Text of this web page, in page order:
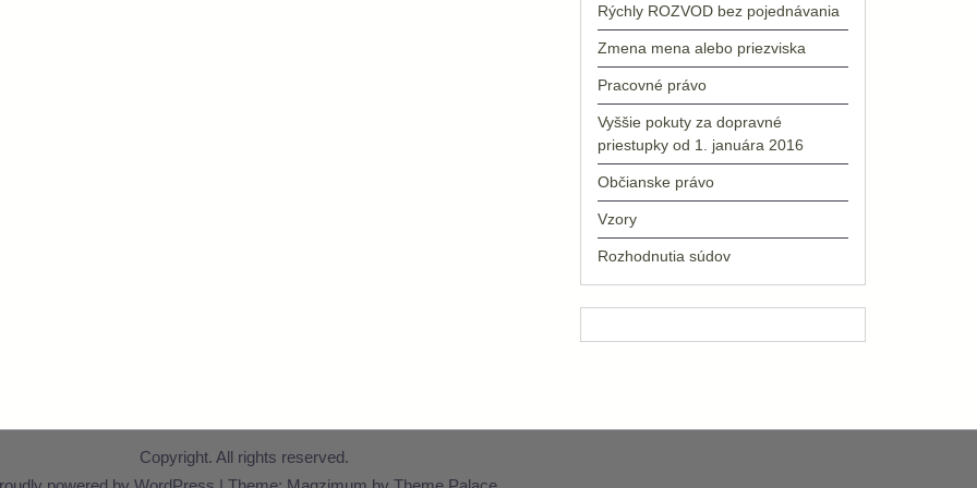
Rýchly ROZVOD bez pojednávania
Zmena mena alebo priezviska
Pracovné právo
Vyššie pokuty za dopravné
priestupky od 1. januára 2016
Občianske právo
Vzory
Rozhodnutia súdov
Copyright. All rights reserved.